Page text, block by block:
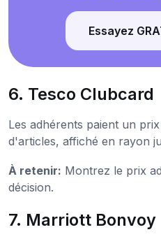
Essayez
6. Tesco Clubcard
Les adhérents paient un
d'articles, affiché en rayon
À retenir: Montrez le prix
décision.
7. Marriott Bonvoy